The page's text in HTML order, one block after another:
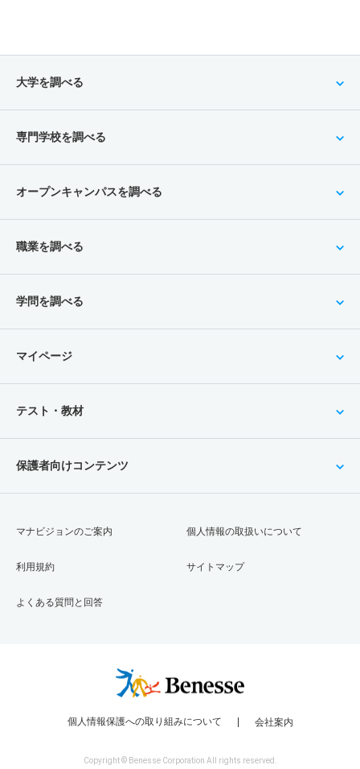
大学を調べる
専門学校を調べる
オープンキャンパスを調べる
職業を調べる
学問を調べる
マイページ
テスト・教材
保護者向けコンテンツ
マナビジョンのご案内
利用規約
よくある質問と回答
個人情報の取扱いについて
サイトマップ
個人情報保護への取り組みについて 会社案内
Copyright © Benesse Corporation All rights reserved.